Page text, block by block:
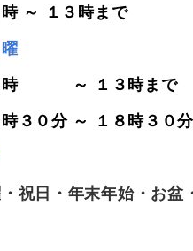
時 ～ １３時まで
時 ～ １３時まで
時３０分 ～ １８時３０
・祝日・年末年始・お盆